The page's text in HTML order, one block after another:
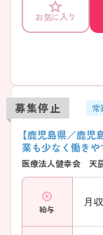
お気に入り
募集停止 常
【鹿児島県／鹿児
業も少なく働きや
医療法人健幸会 天
給与
月収